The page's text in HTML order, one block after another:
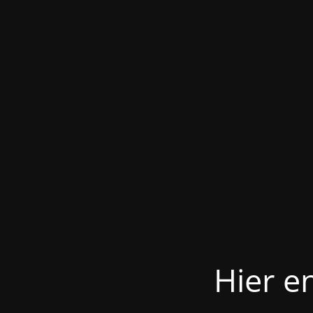
Hier